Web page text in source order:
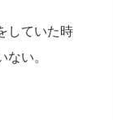
していた時
い。